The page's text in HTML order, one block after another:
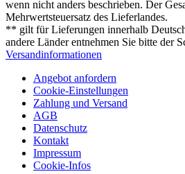
wenn nicht anders beschrieben. Der
Mehrwertsteuersatz des Lieferlandes.
** gilt für Lieferungen innerhalb
andere Länder entnehmen Sie bitte der
Versandinformationen
Angebot anfordern
Cookie-Einstellungen
Zahlung und Versand
AGB
Datenschutz
Kontakt
Impressum
Cookie-Infos